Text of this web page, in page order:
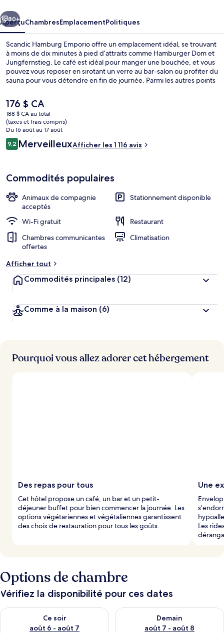
Suivant
80+
AperçuChambresEmplacementPolitiques
Scandic Hamburg Emporio offre un emplacement idéal, se trouvant
à moins de dix minutes à pied d’attraits comme Hamburger Dom et
Jungfernstieg. Le café est idéal pour manger une bouchée, et vous
pouvez vous reposer en sirotant un verre au bar-salon ou profiter du
sauna pour vous détendre en fin de journée. Parmi les autres points
physique, casse-croûte/charcuterie et terrasse. Les autres
voyageurs adorent le personnel serviable et le déjeuner.
L’hébergement se situe à quelques minutes de marche du transport
en commun : Station U-Bahn Gänsemarkt se trouve à 5 minutes et
Station U-Bahn Messehallen est à 8 minutes.
Le
prix
actuel
est
de 176 $ CA
176 $ CA
188 $ CA au total
(taxes et frais compris)
Du 16 août au 17 août
Avis
9,29,2 sur 10 –
MerveilleuxAfficher les 1 116 avis
Commodités populaires
Animaux de compagnie
acceptés
Stationnement disponible
Wi-Fi gratuit
Restaurant
Chambres communicantes
offertes
Climatisation
Afficher tout
Commodités principales (12)
Comme à la maison (6)
Pourquoi vous allez adorer cet hébergement
Des repas pour tous
Cet hôtel propose un café, un bar et un petit-
déjeuner buffet pour bien commencer la journée. Les
options végétariennes et végétaliennes garantissent
des choix de restauration pour tous les goûts.
Une
Les
Options de chambre
Vérifiez la disponibilité pour ces dates
Ce soir
août 6 - août 7
Vérifier la disponibilité pour ce soir août 6 - août 7
Demain
août 7 - août 8
Vérifier la disponibilité pour